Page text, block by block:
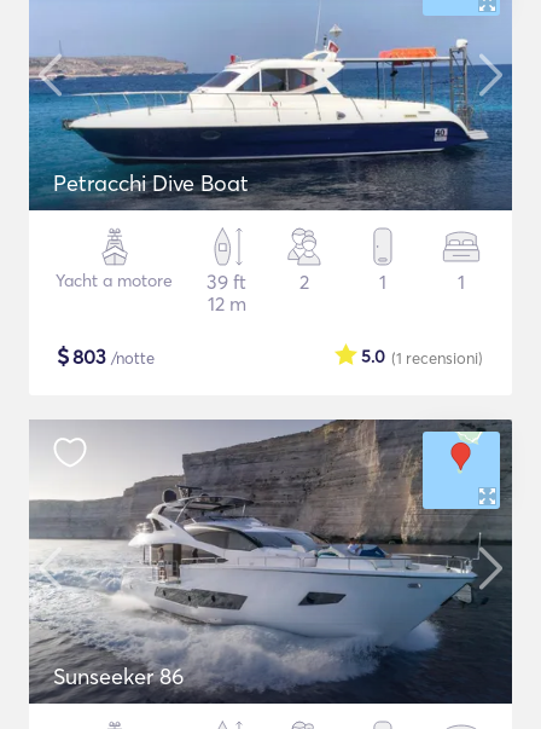
Petracchi Dive Boat
Yacht a motore
39 ft
12 m
2 1 1
$803 /notte (1 recensioni)
5.0
Sunseeker 86